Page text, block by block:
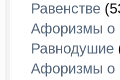
Равенстве
Афоризмы о
Равнодушие
Афоризмы о